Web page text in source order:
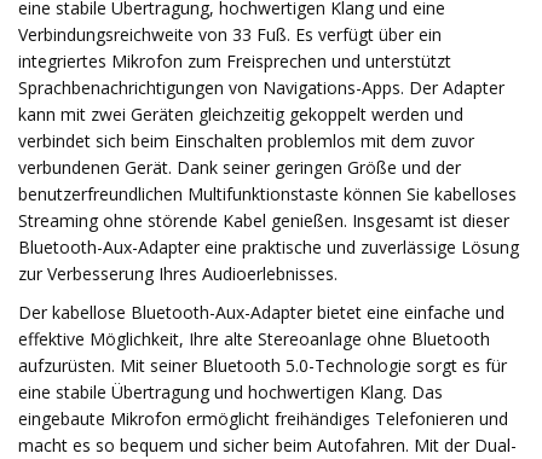
eine stabile Übertragung, hochwertigen Klang und eine
Verbindungsreichweite von 33 Fuß. Es verfügt über ein
integriertes Mikrofon zum Freisprechen und unterstützt
Sprachbenachrichtigungen von Navigations-Apps. Der Adapter
kann mit zwei Geräten gleichzeitig gekoppelt werden und
verbindet sich beim Einschalten problemlos mit dem zuvor
verbundenen Gerät. Dank seiner geringen Größe und der
benutzerfreundlichen Multifunktionstaste können Sie kabelloses
Streaming ohne störende Kabel genießen. Insgesamt ist dieser
Bluetooth-Aux-Adapter eine praktische und zuverlässige Lösung
zur Verbesserung Ihres Audioerlebnisses.
Der kabellose Bluetooth-Aux-Adapter bietet eine einfache und
effektive Möglichkeit, Ihre alte Stereoanlage ohne Bluetooth
aufzurüsten. Mit seiner Bluetooth 5.0-Technologie sorgt es für
eine stabile Übertragung und hochwertigen Klang. Das
eingebaute Mikrofon ermöglicht freihändiges Telefonieren und
macht es so bequem und sicher beim Autofahren. Mit der Dual-